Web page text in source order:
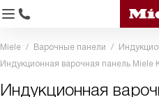
Miele Варочные панели
Индукционная варочная панель Miele
Индукционная